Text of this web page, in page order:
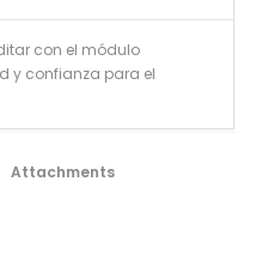
con el módulo
y confianza para el
Attachments